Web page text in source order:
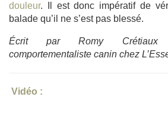
douleur. Il est donc impératif de
balade qu’il ne s’est pas blessé.
Écrit par Romy Crétiaux
comportementaliste canin chez
Vidéo :